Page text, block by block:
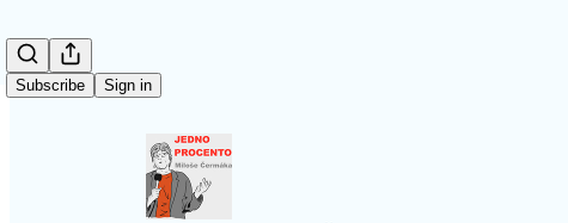
Subscribe Sign in